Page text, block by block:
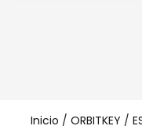
Inicio / ORBITKEY /